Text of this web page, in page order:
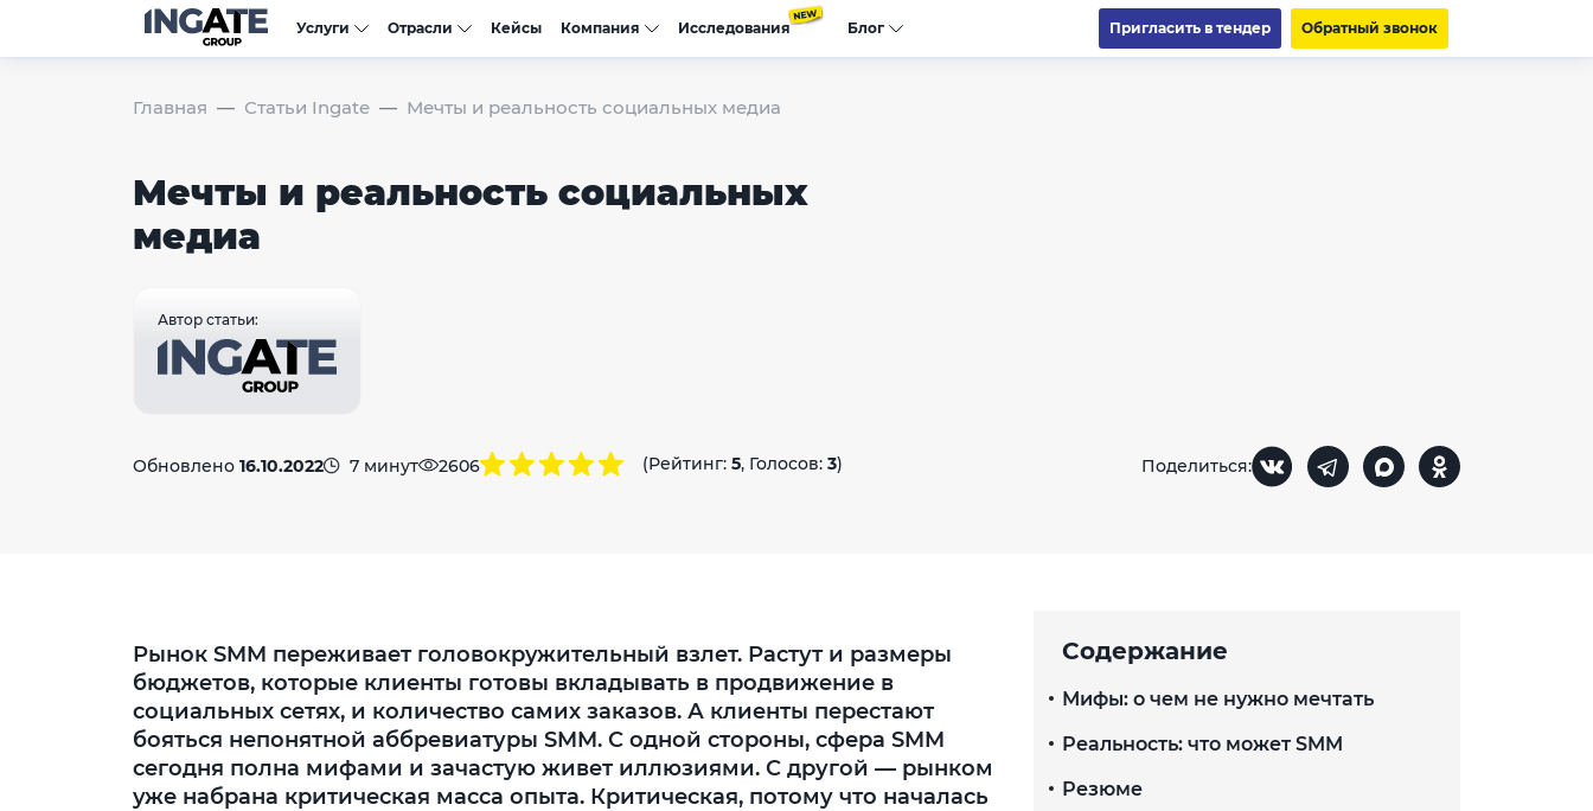
Услуги Отрасли Кейсы Компания Исследования Блог Пригласить в тендер Обратный звонок
Главная Статьи Ingate Мечты и реальность социальных медиа
Мечты и реальность социальных
медиа
Автор статьи:
Обновлено 16.10.2022 7 минут 2606 (Рейтинг: 5, Голосов: 3) Поделиться:
Рынок SMM переживает головокружительный взлет. Растут и размеры
бюджетов, которые клиенты готовы вкладывать в продвижение в
социальных сетях, и количество самих заказов. А клиенты перестают
бояться непонятной аббревиатуры SMM. С одной стороны, сфера SMM
сегодня полна мифами и зачастую живет иллюзиями. С другой — рынком
уже набрана критическая масса опыта. Критическая, потому что началась
Содержание
Мифы: о чем не нужно мечтать
Реальность: что может SMM
Резюме